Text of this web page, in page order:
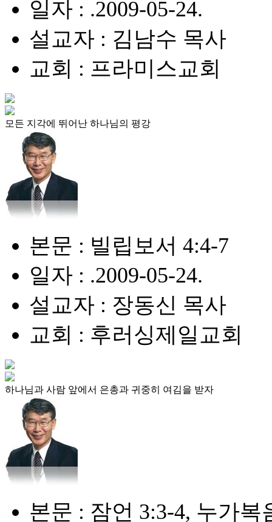
일자 : .2009-05-24.
설교자 : 김남수 목사
교회 : 프라미스교회
모든 지각에 뛰어난 하나님의 평강
본문 : 빌립보서 4:4-7
일자 : .2009-05-24.
설교자 : 장동신 목사
교회 : 후러싱제일교회
하나님과 사람 앞에서 은총과 귀중히 여김을 받자
본문 : 잠언 3:3-4, 누가복